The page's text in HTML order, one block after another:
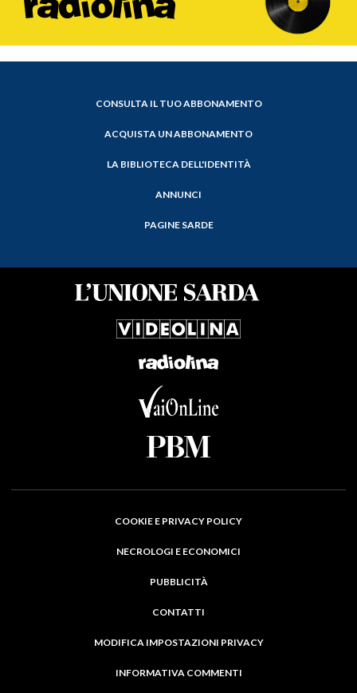
CONSULTA IL TUO ABBONAMENTO
ACQUISTA UN ABBONAMENTO
LA BIBLIOTECA DELL'IDENTITÀ
ANNUNCI
PAGINE SARDE
COOKIE E PRIVACY POLICY
NECROLOGI E ECONOMICI
PUBBLICITÀ
CONTATTI
MODIFICA IMPOSTAZIONI PRIVACY
INFORMATIVA COMMENTI